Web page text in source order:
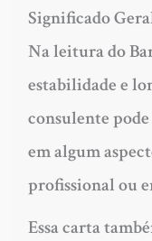
Significado
Na leitura do
estabilidade e
consulente
em algum
profissional ou
Essa carta